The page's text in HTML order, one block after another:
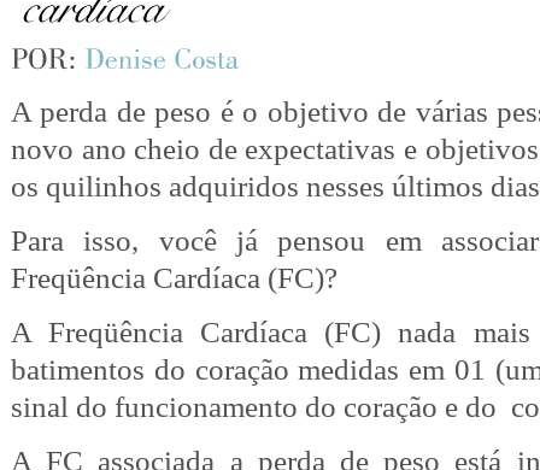
A perda de peso é o objetivo de várias
novo ano cheio de expectativas e
os quilinhos adquiridos nesses últimos
Para isso, você já pensou em
Freqüência Cardíaca (FC)?
A Freqüência Cardíaca (FC) nada
batimentos do coração medidas em 01
sinal do funcionamento do coração e do
A FC associada a perda de peso está